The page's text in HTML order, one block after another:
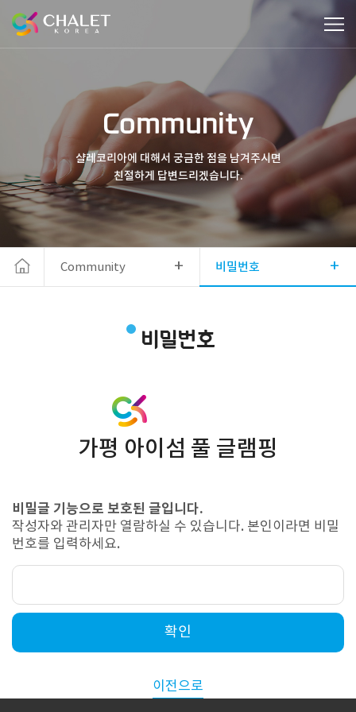
Community
샬레코리아에 대해서 궁금한 점을 남겨주시면
친절하게 답변드리겠습니다.
Community + 비밀번호 +
비밀번호
가평 아이섬 풀 글램핑
비밀글 기능으로 보호된 글입니다.
작성자와 관리자만 열람하실 수 있습니다. 본인이라면 비밀
번호를 입력하세요.
확인
이전으로